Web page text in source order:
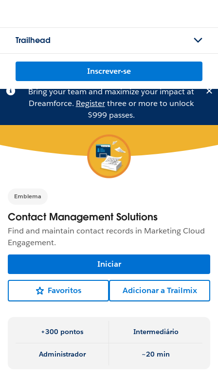
Trailhead
Inscrever-se
Bring your team and maximize your impact at
Dreamforce. Registerthree or more to unlock
$999 passes.
Emblema
Contact Management Solutions
Find and maintain contact records in Marketing Cloud
Engagement.
Iniciar
Favoritos Adicionar a Trailmix
+300 pontos Intermediário
Administrador ~20 min